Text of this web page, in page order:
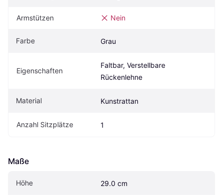
Armstützen Nein
Farbe Grau
Eigen­schaften
Faltbar, Verstellbare
Rückenlehne
Material Kunstrattan
Anzahl Sitzplätze 1
Maße
Höhe 29.0 cm